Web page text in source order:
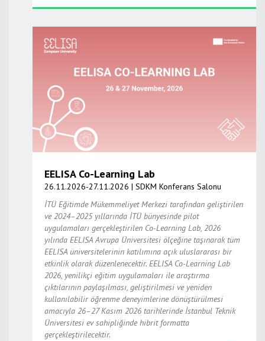
EELISA Co-Learning Lab
26.11.2026-27.11.2026 | SDKM Konferans Salonu
İTÜ Eğitimde Mükemmeliyet Merkezi tarafından geliştirilen
ve 2024–2025 yıllarında İTÜ bünyesinde pilot
uygulamaları gerçekleştirilen Co-Learning Lab, 2026
yılında EELISA Avrupa Üniversitesi ölçeğine taşınarak tüm
EELISA üniversitelerinin katılımına açık uluslararası bir
etkinlik olarak düzenlenecektir. EELISA Co-Learning Lab
2026, yenilikçi eğitim uygulamaları ile araştırma
çıktılarının paylaşılması, geliştirilmesi ve yeniden
kullanılabilir öğrenme deneyimlerine dönüştürülmesi
amacıyla 26–27 Kasım 2026 tarihlerinde İstanbul Teknik
Üniversitesi ev sahipliğinde hibrit formatta
gerçekleştirilecektir.